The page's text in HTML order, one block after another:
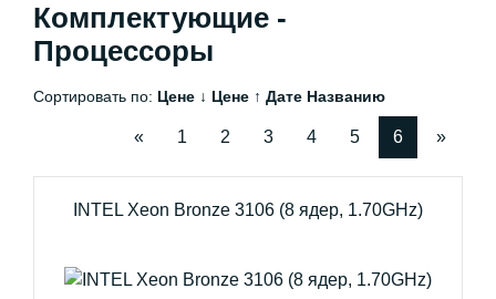
Комплектующие -
Процессоры
Сортировать по: Цене ↓ Цене ↑ Дате Названию
« 1 2 3 4 5 6 »
INTEL Xeon Bronze 3106 (8 ядер, 1.70GHz)